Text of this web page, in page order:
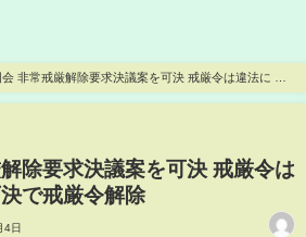
非常戒厳解除要求決議案を可決 戒厳令は違法に 戒
除要求決議案を可決 戒厳令は
で戒厳令解除
4日